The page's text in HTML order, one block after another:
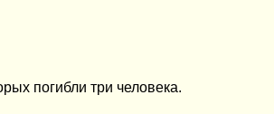
погибли три человека.